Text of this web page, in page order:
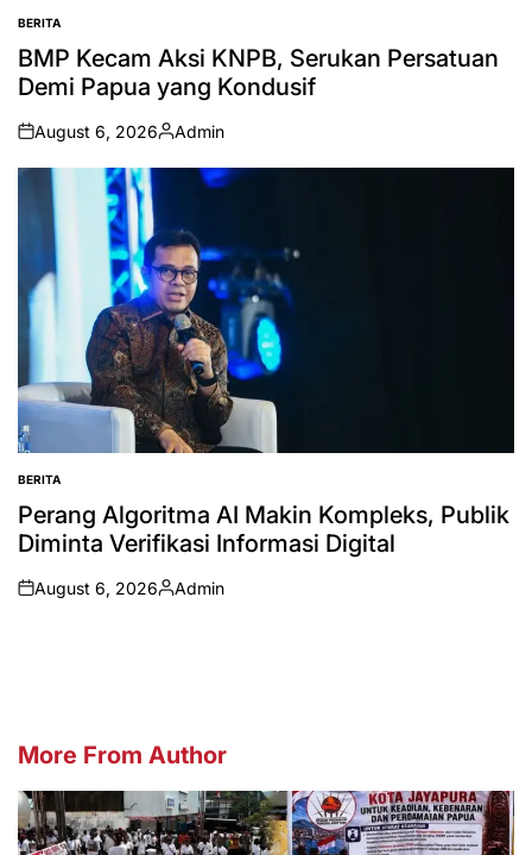
POSTED
IN
BERITA
BMP Kecam Aksi KNPB, Serukan Persatuan
Demi Papua yang Kondusif
on
August 6, 2026
Posted
by
Admin
POSTED
IN
BERITA
Perang Algoritma AI Makin Kompleks, Publik
Diminta Verifikasi Informasi Digital
on
August 6, 2026
Posted
Admin
More From Author